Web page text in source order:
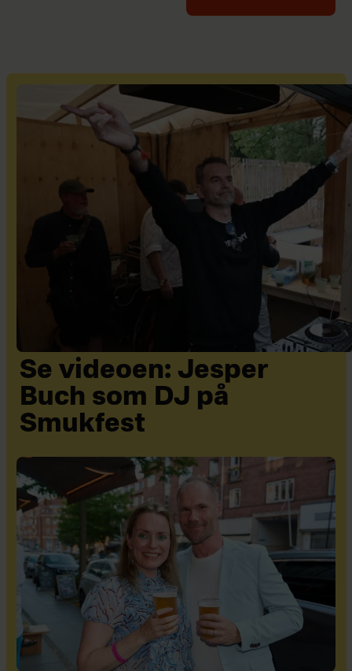
Se videoen: Jesper
Buch som DJ på
Smukfest